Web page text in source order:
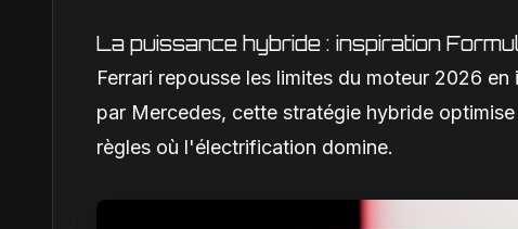
La puissance hybride : inspiration
Ferrari repousse les limites du moteur 2026
par Mercedes, cette stratégie hybride
règles où l'électrification domine.